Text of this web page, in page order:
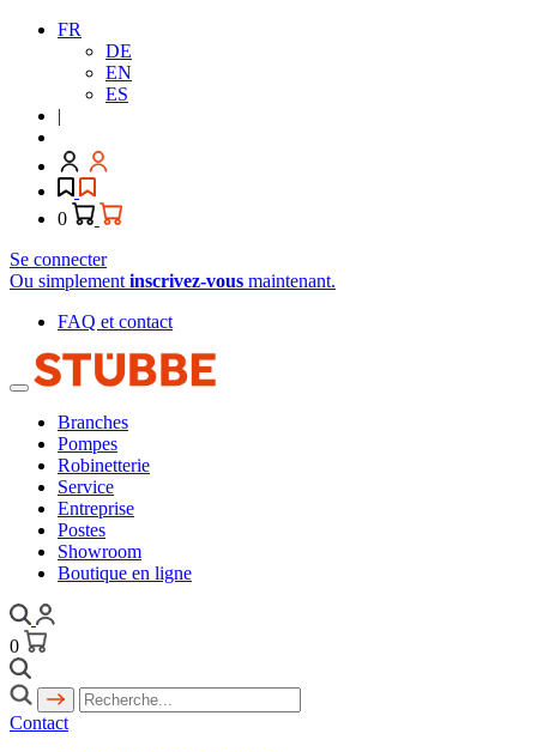
FR
DE
EN
ES
|
0
Se connecter
Ou simplement inscrivez-vous maintenant.
FAQ et contact
Branches
Pompes
Robinetterie
Service
Entreprise
Postes
Showroom
Boutique en ligne
0
Contact